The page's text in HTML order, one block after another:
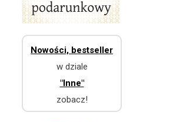
Nowości, bestseller
w dziale
"Inne"
zobacz!